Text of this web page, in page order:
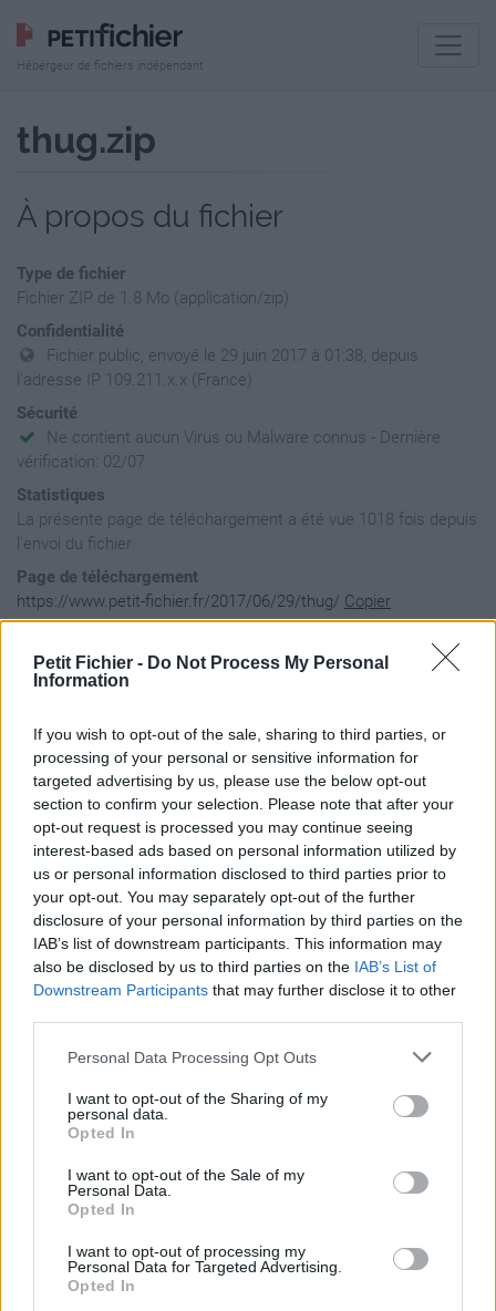
Petit Fichier - Do Not Process My Personal
Information
If you wish to opt-out of the sale, sharing to third parties, or
processing of your personal or sensitive information for
targeted advertising by us, please use the below opt-out
section to confirm your selection. Please note that after your
opt-out request is processed you may continue seeing
interest-based ads based on personal information utilized by
us or personal information disclosed to third parties prior to
your opt-out. You may separately opt-out of the further
disclosure of your personal information by third parties on the
IAB’s list of downstream participants. This information may
also be disclosed by us to third parties on the IAB’s List of
Downstream Participants that may further disclose it to other
Personal Data Processing Opt Outs
I want to opt-out of the Sharing of my
personal data.
Opted In
I want to opt-out of the Sale of my
Personal Data.
Opted In
I want to opt-out of processing my
Personal Data for Targeted Advertising.
Opted In
Hébergeur de fichiers indépendant
thug.zip
À propos du fichier
Type de fichier
Fichier ZIP de 1.8 Mo (application/zip)
Confidentialité
Fichier public, envoyé le 29 juin 2017 à 01:38, depuis
l'adresse IP 109.211.x.x (France)
Sécurité
Ne contient aucun Virus ou Malware connus - Dernière
vérification: 02/07
Statistiques
La présente page de téléchargement a été vue 1018 fois depuis
l'envoi du fichier
Page de téléchargement
https://www.petit-fichier.fr/2017/06/29/thug/ Copier
Aperçu du contenu du fichier
Archive: / 2017 / 06 / 29 / thug / thug.zip
Taille de l'archive: 1905645 octets, nombre de fichiers et
-rw----     0.0 fat   174904 b- defN 16-May-31 19:29
-rw----     0.0 fat  5592560 b- defN 16-May-31 19:29
Partager le fichier thug.zip sur le
Web et les réseaux sociaux: